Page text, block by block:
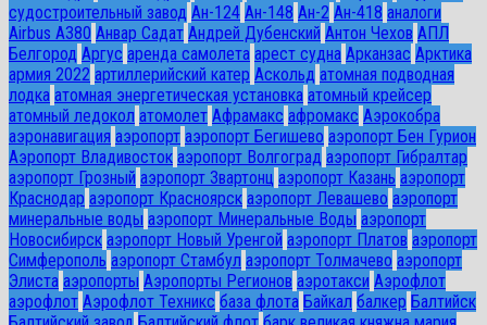
судостроительный завод Ан-124 Ан-148 Ан-2 Ан-418 аналоги
Airbus A380 Анвар Садат Андрей Дубенский Антон Чехов АПЛ
Белгород Аргус аренда самолета арест судна Арканзас Арктика
армия 2022 артиллерийский катер Аскольд атомная подводная
лодка атомная энергетическая установка атомный крейсер
атомный ледокол атомолет Афрамакс афромакс Аэрокобра
аэронавигация аэропорт аэропорт Бегишево аэропорт Бен Гурион
Аэропорт Владивосток аэропорт Волгоград аэропорт Гибралтар
аэропорт Грозный аэропорт Звартонц аэропорт Казань аэропорт
Краснодар аэропорт Красноярск аэропорт Левашево аэропорт
минеральные воды аэропорт Минеральные Воды аэропорт
Новосибирск аэропорт Новый Уренгой аэропорт Платов аэропорт
Симферополь аэропорт Стамбул аэропорт Толмачево аэропорт
Элиста аэропорты Аэропорты Регионов аэротакси Аэрофлот
аэрофлот Аэрофлот Техникс база флота Байкал балкер Балтийск